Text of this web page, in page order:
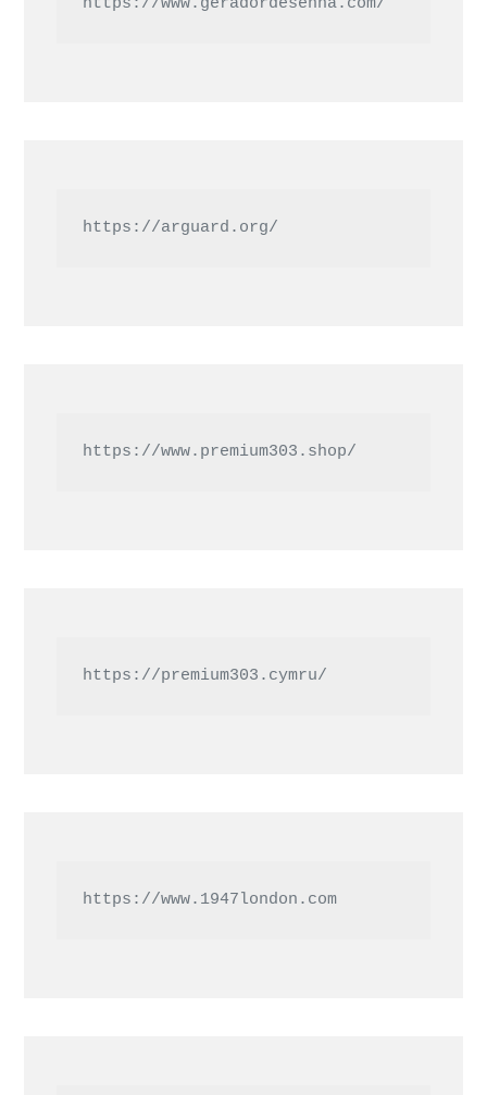
https://www.geradordesenha.com/
https://arguard.org/
https://www.premium303.shop/
https://premium303.cymru/
https://www.1947london.com